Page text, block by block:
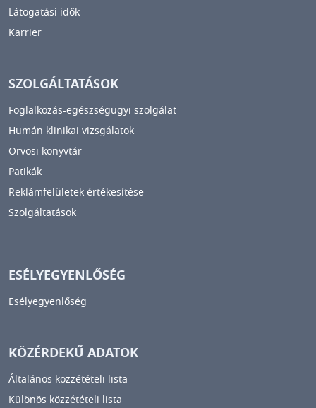
Látogatási idők
Karrier
SZOLGÁLTATÁSOK
Foglalkozás-egészségügyi szolgálat
Humán klinikai vizsgálatok
Orvosi könyvtár
Patikák
Reklámfelületek értékesítése
Szolgáltatások
ESÉLYEGYENLŐSÉG
Esélyegyenlőség
KÖZÉRDEKŰ ADATOK
Általános közzétételi lista
Különös közzétételi lista